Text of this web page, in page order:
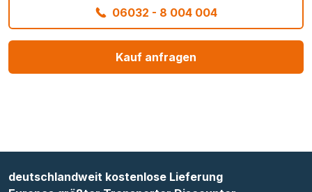
06032 - 8 004 004
Kauf anfragen
deutschlandweit kostenlose Lieferung